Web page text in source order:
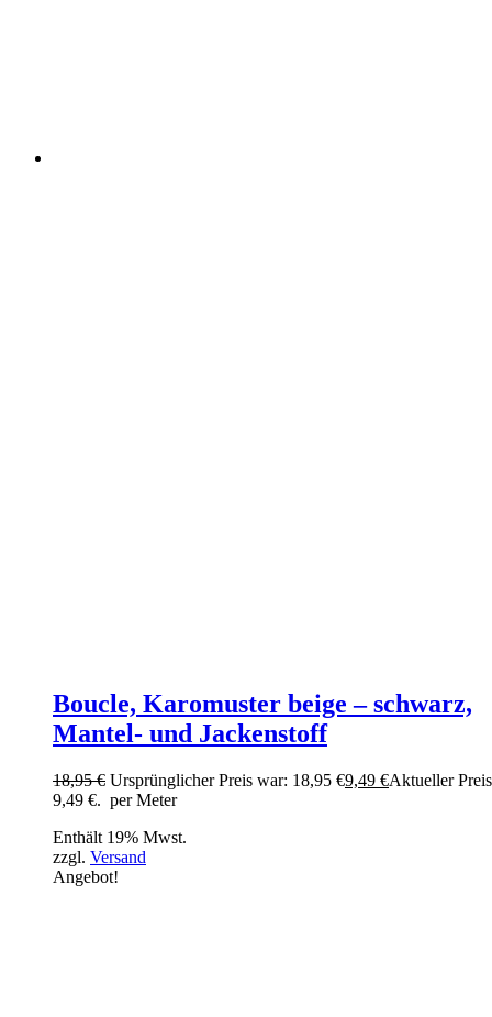
Boucle, Karomuster beige – schwarz,
Mantel- und Jackenstoff
18,95€ Ursprünglicher Preis war: 18,95 €9,49 €Aktueller
9,49 €. per Meter
Enthält 19% Mwst.
zzgl. Versand
Angebot!